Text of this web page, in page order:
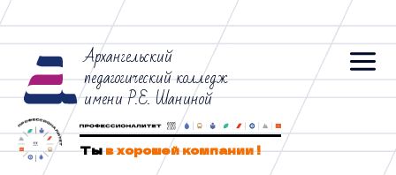
Архангельский
педагогический колледж
имени Р.Е. Шаниной
Тыв хорошей компании !